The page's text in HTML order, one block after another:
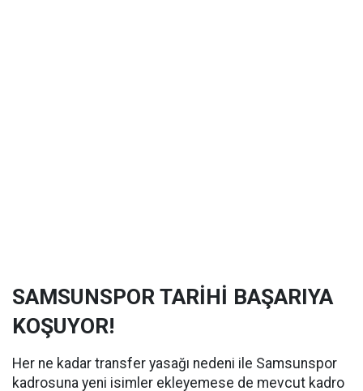
SAMSUNSPOR TARİHİ BAŞARIYA
KOŞUYOR!
Her ne kadar transfer yasağı nedeni ile Samsunspor
kadrosuna yeni isimler ekleyemese de mevcut kadro